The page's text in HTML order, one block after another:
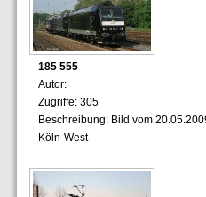
185 555
Autor:
Zugriffe: 305
Beschreibung: Bild vom
Köln-West